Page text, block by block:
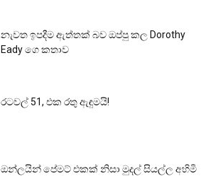
නැවත ඉපදීම ඇත්තක් බව ඔප්පු කල Dorothy
Eady ගෙ කතාව
රටවල් 51, එක රතු ඇඳුමයි!
ඔන්ලයින් පේමට් එකක් නිසා මුදල් සියල්ල අහිමි